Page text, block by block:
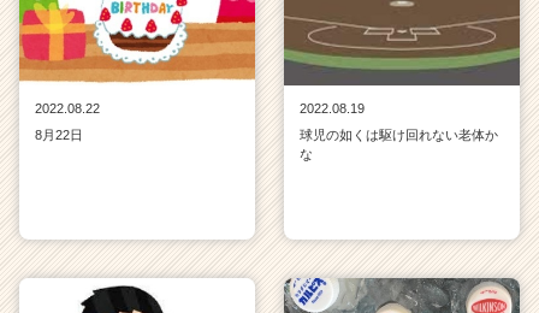
2022.08.22
8月22日
2022.08.19
球児の如くは駆け回れない老体か
な